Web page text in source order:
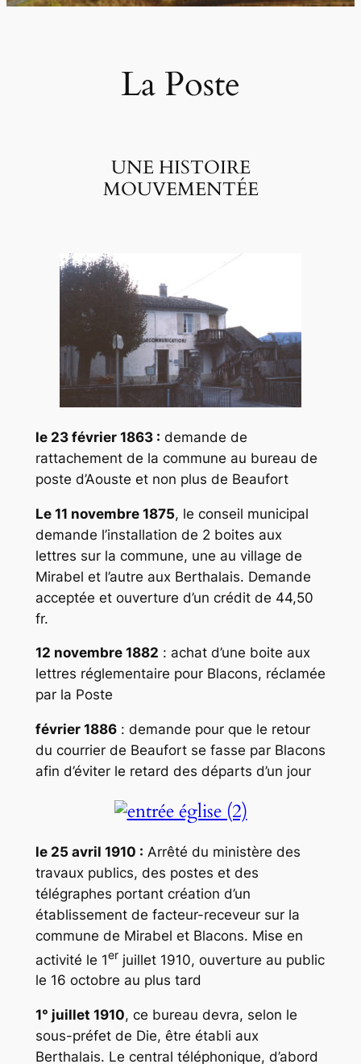
La Poste
UNE HISTOIRE
MOUVEMENTÉE
le 23 février 1863 : demande de
rattachement de la commune au bureau de
poste d’Aouste et non plus de Beaufort
Le 11 novembre 1875, le conseil municipal
demande l’installation de 2 boites aux
lettres sur la commune, une au village de
Mirabel et l’autre aux Berthalais. Demande
acceptée et ouverture d’un crédit de 44,50
fr.
12 novembre 1882 : achat d’une boite aux
lettres réglementaire pour Blacons, réclamée
par la Poste
février 1886: demande pour que le retour
du courrier de Beaufort se fasse par Blacons
afin d’éviter le retard des départs d’un jour
le 25 avril 1910 : Arrêté du ministère des
travaux publics, des postes et des
télégraphes portant création d’un
établissement de facteur-receveur sur la
commune de Mirabel et Blacons. Mise en
activité le 1erjuillet 1910, ouverture au public
le 16 octobre au plus tard
1° juillet 1910, ce bureau devra, selon le
sous-préfet de Die, être établi aux
Berthalais. Le central téléphonique, d’abord